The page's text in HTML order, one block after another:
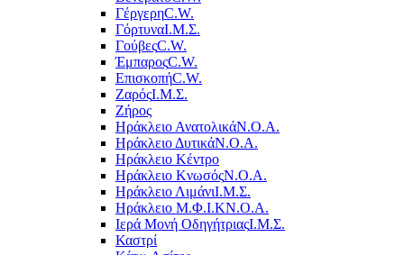
ΓέργερηC.W.
ΓόρτυναΙ.Μ.Σ.
ΓούβεςC.W.
ΈμπαροςC.W.
ΕπισκοπήC.W.
ΖαρόςΙ.Μ.Σ.
Ζήρος
Ηράκλειο ΑνατολικάΝ.Ο.Α.
Ηράκλειο ΔυτικάΝ.Ο.Α.
Ηράκλειο Κέντρο
Ηράκλειο ΚνωσόςΝ.Ο.Α.
Ηράκλειο ΛιμάνιΙ.Μ.Σ.
Ηράκλειο Μ.Φ.Ι.ΚΝ.Ο.Α.
Ιερά Μονή ΟδηγήτριαςΙ.Μ.Σ.
Καστρί